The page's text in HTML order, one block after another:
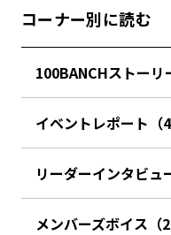
コーナー別に読む
100BANCHストーリ
イベントレポート（
リーダーインタビュ
メンバーズボイス（